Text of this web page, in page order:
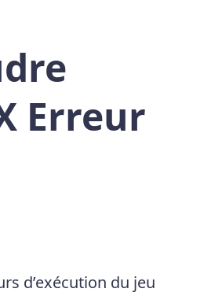
Erreur
d’exécution du jeu